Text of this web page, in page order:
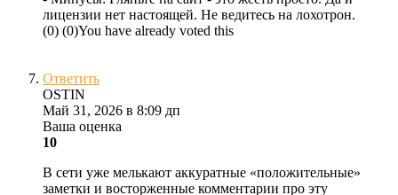
лицензии нет настоящей. Не ведитесь на лохотрон.
(0) (0)You have already voted this
Ответить
OSTIN
Май 31, 2026 в 8:09 дп
Ваша оценка
10
В сети уже мелькают аккуратные «положительные»
заметки и восторженные комментарии про эту